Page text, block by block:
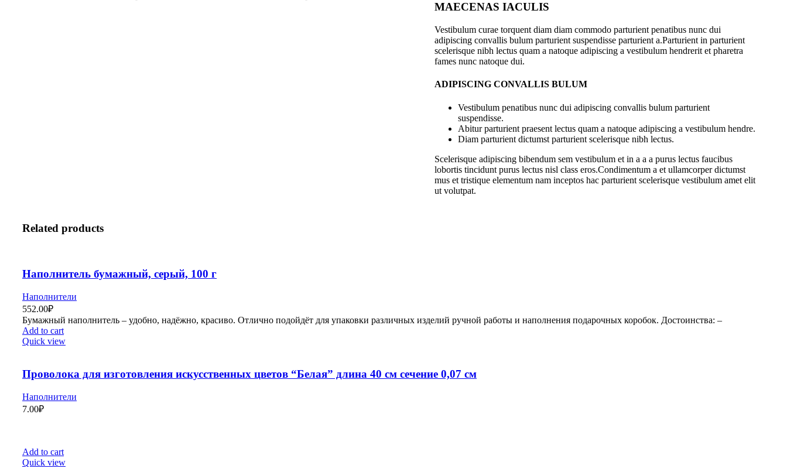
MAECENAS IACULIS
Vestibulum curae torquent diam diam commodo parturient penatibus nunc dui
adipiscing convallis bulum parturient suspendisse parturient a.Parturient in parturient
scelerisque nibh lectus quam a natoque adipiscing a vestibulum hendrerit et pharetra
fames nunc natoque dui.
ADIPISCING CONVALLIS BULUM
Vestibulum penatibus nunc dui adipiscing convallis bulum parturient
suspendisse.
Abitur parturient praesent lectus quam a natoque adipiscing a vestibulum hendre.
Diam parturient dictumst parturient scelerisque nibh lectus.
Scelerisque adipiscing bibendum sem vestibulum et in a a a purus lectus faucibus
lobortis tincidunt purus lectus nisl class eros.Condimentum a et ullamcorper dictumst
mus et tristique elementum nam inceptos hac parturient scelerisque vestibulum amet elit
ut volutpat.
Related products
Наполнитель бумажный, серый, 100 г
Наполнители
552.00₽
Бумажный наполнитель – удобно, надёжно, красиво. Отлично подойдёт для упаковки различных изделий ручной работы и наполнения подарочных коробок. Достоинства: –
Add to cart
Quick view
Проволока для изготовления искусственных цветов “Белая” длина 40 см сечение 0,07 см
Наполнители
7.00₽
Add to cart
Quick view